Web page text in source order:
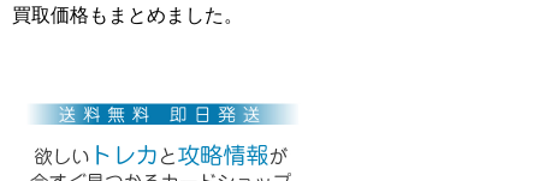
買取価格もまとめました。